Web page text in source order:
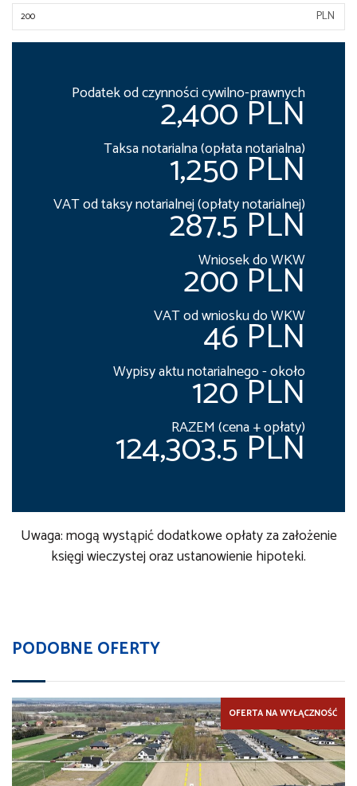
PLN
Podatek od czynności cywilno-prawnych
2,400 PLN
Taksa notarialna (opłata notarialna)
1,250 PLN
VAT od taksy notarialnej (opłaty notarialnej)
287.5 PLN
Wniosek do WKW
200 PLN
VAT od wniosku do WKW
46 PLN
Wypisy aktu notarialnego - około
120 PLN
RAZEM (cena + opłaty)
124,303.5 PLN
Uwaga: mogą wystąpić dodatkowe opłaty za założenie
księgi wieczystej oraz ustanowienie hipoteki.
PODOBNE OFERTY
OFERTA NA WYŁĄCZNOŚĆ